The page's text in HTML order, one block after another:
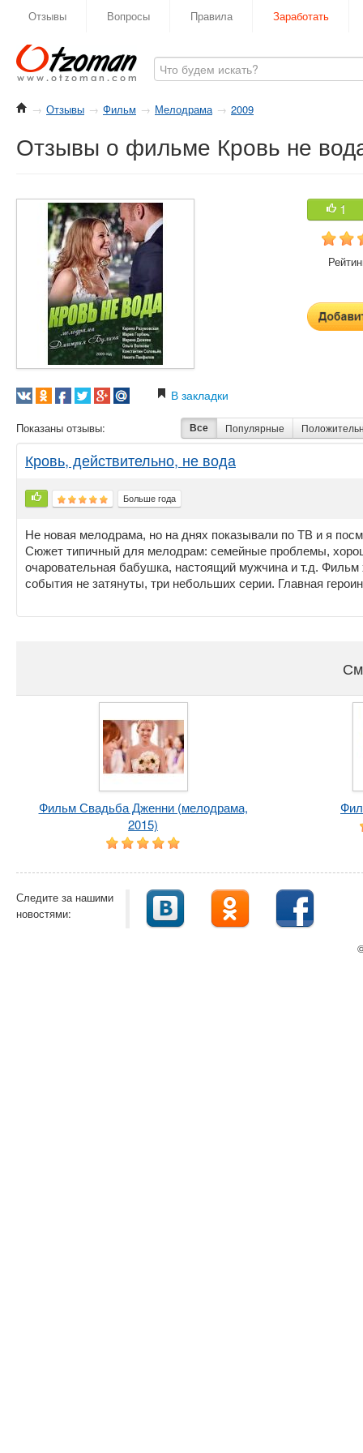
Отзывы Вопросы Правила Заработать
→ Отзывы → Фильм → Мелодрама → 2009
Отзывы о фильме Кровь не
1
В закладки
Показаны отзывы: Все Популярные
Кровь, действительно, не вода
Больше года
Не новая мелодрама, но на днях показывали по ТВ и я
Сюжет типичный для мелодрам: семейные проблемы,
очаровательная бабушка, настоящий мужчина и т.д.
события не затянуты, три небольших серии. Главная
Фильм Свадьба Дженни (мелодрама,
2015)
Следите за нашими
новостями: